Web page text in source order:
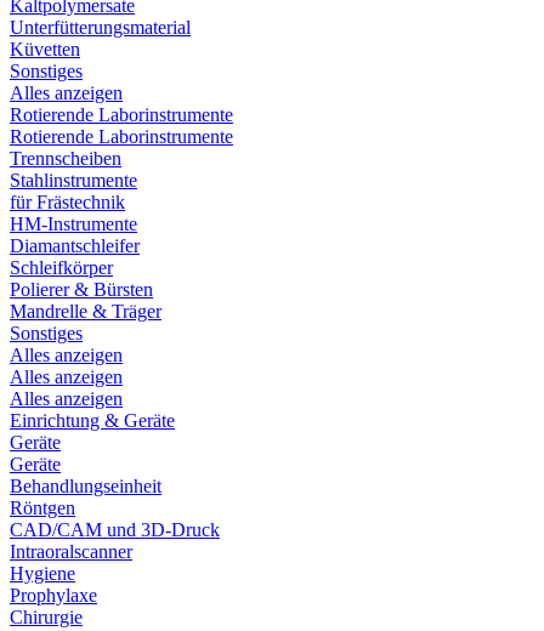
Kaltpolymersate
Unterfütterungsmaterial
Küvetten
Sonstiges
Alles anzeigen
Rotierende Laborinstrumente
Rotierende Laborinstrumente
Trennscheiben
Stahlinstrumente
für Frästechnik
HM-Instrumente
Diamantschleifer
Schleifkörper
Polierer & Bürsten
Mandrelle & Träger
Sonstiges
Alles anzeigen
Alles anzeigen
Alles anzeigen
Einrichtung & Geräte
Geräte
Geräte
Behandlungseinheit
Röntgen
CAD/CAM und 3D-Druck
Intraoralscanner
Hygiene
Prophylaxe
Chirurgie